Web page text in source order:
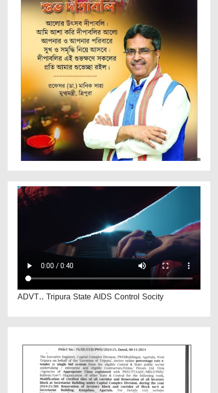
ADVT.. Tripura State AIDS Control Socity